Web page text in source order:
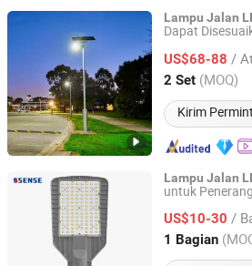
Lampu Jalan
Dapat
US$68-88 /
2 Set (MOQ)
Kirim
Yangzhou Qiangsheng Electric Co.,
Jiangsu, China Harga
Lampu Jalan
untuk
US$10-30 /
1 Bagian
Dongguan Sense Lighting
Guangdong, China